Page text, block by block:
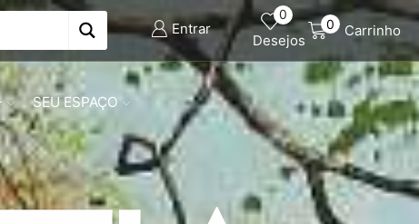
Entrar
0
Desejos
0 Carrinho
SEU ESPAÇO